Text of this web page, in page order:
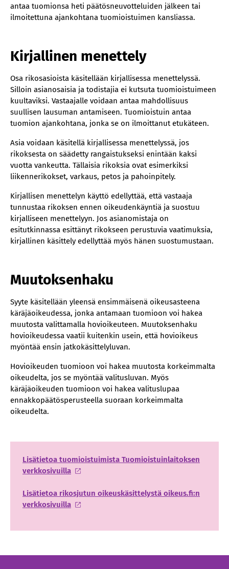
antaa tuomionsa heti päätösneuvotteluiden jälkeen tai
ilmoitettuna ajankohtana tuomioistuimen kansliassa.
Kirjallinen menettely
Osa rikosasioista käsitellään kirjallisessa menettelyssä.
Silloin asianosaisia ja todistajia ei kutsuta tuomioistuimeen
kuultaviksi. Vastaajalle voidaan antaa mahdollisuus
suullisen lausuman antamiseen. Tuomioistuin antaa
tuomion ajankohtana, jonka se on ilmoittanut etukäteen.
Asia voidaan käsitellä kirjallisessa menettelyssä, jos
rikoksesta on säädetty rangaistukseksi enintään kaksi
vuotta vankeutta. Tällaisia rikoksia ovat esimerkiksi
liikennerikokset, varkaus, petos ja pahoinpitely.
Kirjallisen menettelyn käyttö edellyttää, että vastaaja
tunnustaa rikoksen ennen oikeudenkäyntiä ja suostuu
kirjalliseen menettelyyn. Jos asianomistaja on
esitutkinnassa esittänyt rikokseen perustuvia vaatimuksia,
kirjallinen käsittely edellyttää myös hänen suostumustaan.
Muutoksenhaku
Syyte käsitellään yleensä ensimmäisenä oikeusasteena
käräjäoikeudessa, jonka antamaan tuomioon voi hakea
muutosta valittamalla hovioikeuteen. Muutoksenhaku
hovioikeudessa vaatii kuitenkin usein, että hovioikeus
myöntää ensin jatkokäsittelyluvan.
Hovioikeuden tuomioon voi hakea muutosta korkeimmalta
oikeudelta, jos se myöntää valitusluvan. Myös
käräjäoikeuden tuomioon voi hakea valituslupaa
ennakkopäätösperusteella suoraan korkeimmalta
oikeudelta.
Lisätietoa tuomioistuimista Tuomioistuinlaitoksen
verkkosivuilla
Lisätietoa rikosjutun oikeuskäsittelystä oikeus.fi:n
verkkosivuilla